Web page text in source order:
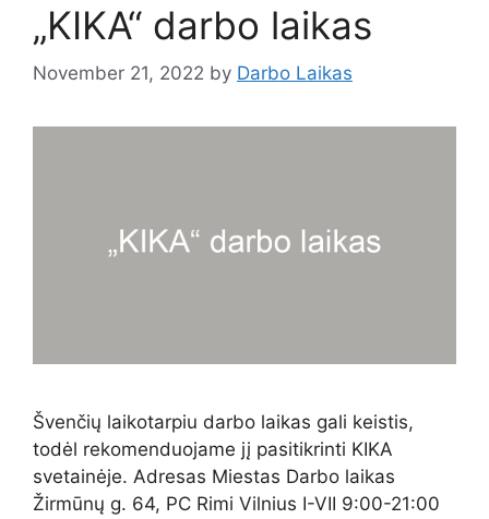
„KIKA“ darbo laikas
November 21, 2022 by Darbo Laikas
Švenčių laikotarpiu darbo laikas gali keistis,
todėl rekomenduojame jį pasitikrinti KIKA
svetainėje. Adresas Miestas Darbo laikas
Žirmūnų g. 64, PC Rimi Vilnius I-VII 9:00-21:00